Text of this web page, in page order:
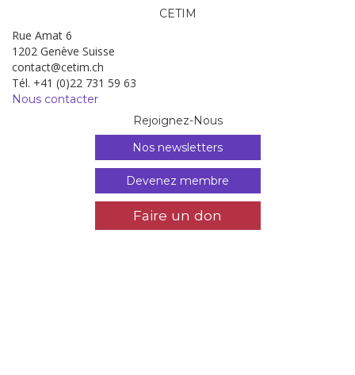
CETIM
Rue Amat 6
1202 Genève Suisse
contact@cetim.ch
Tél. +41 (0)22 731 59 63
Nous contacter
Rejoignez-Nous
Nos newsletters
Devenez membre
Faire un don